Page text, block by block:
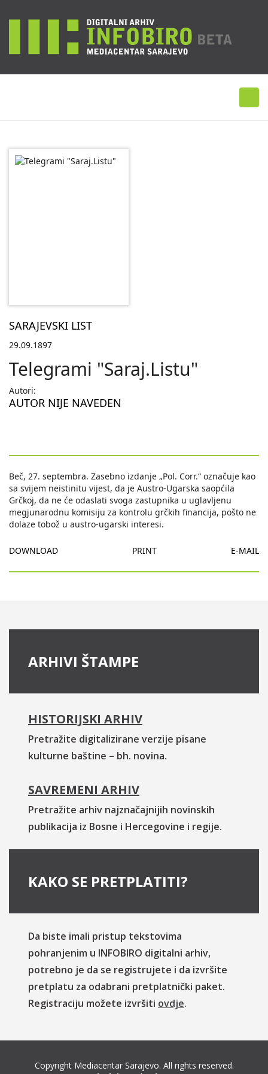
SARAJEVSKI LIST
29.09.1897
Telegrami "Saraj.Listu"
Autori:
AUTOR NIJE NAVEDEN
Beč, 27. septembra. Zasebno izdanje „Pol. Corr.“ označuje kao
sa svijem neistinitu vijest, da je Austro-Ugarska saopćila
Grčkoj, da ne će odaslati svoga zastupnika u uglavljenu
megjunarodnu komisiju za kontrolu grčkih financija, pošto ne
dolaze tobož u austro-ugarski interesi.
DOWNLOAD PRINT E-MAIL
ARHIVI ŠTAMPE
HISTORIJSKI ARHIV
Pretražite digitalizirane verzije pisane
kulturne baštine – bh. novina.
SAVREMENI ARHIV
Pretražite arhiv najznačajnijih novinskih
publikacija iz Bosne i Hercegovine i regije.
KAKO SE PRETPLATITI?
Da biste imali pristup tekstovima
pohranjenim u INFOBIRO digitalni arhiv,
potrebno je da se registrujete i da izvršite
pretplatu za odabrani pretplatnički paket.
Registraciju možete izvršiti ovdje.
Copyright Mediacentar Sarajevo. All rights reserved.